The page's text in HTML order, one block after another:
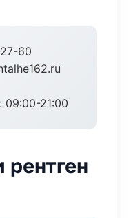
60
09:00-21:00
рентген